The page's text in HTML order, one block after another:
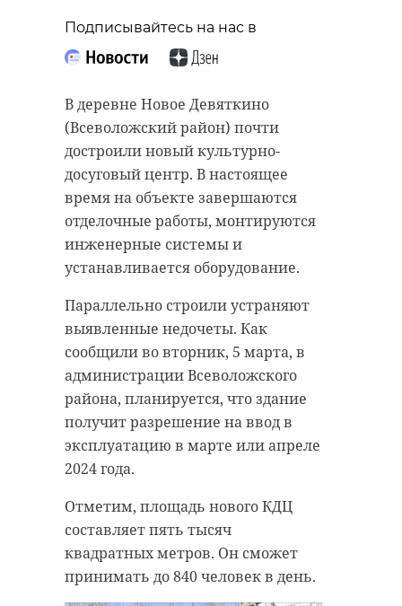
Подписывайтесь на нас в
В деревне Новое Девяткино
(Всеволожский район) почти
достроили новый культурно-
досуговый центр. В настоящее
время на объекте завершаются
отделочные работы, монтируются
инженерные системы и
устанавливается оборудование.
Параллельно строили устраняют
выявленные недочеты. Как
сообщили во вторник, 5 марта, в
администрации Всеволожского
района, планируется, что здание
получит разрешение на ввод в
эксплуатацию в марте или апреле
2024 года.
Отметим, площадь нового КДЦ
составляет пять тысяч
квадратных метров. Он сможет
принимать до 840 человек в день.